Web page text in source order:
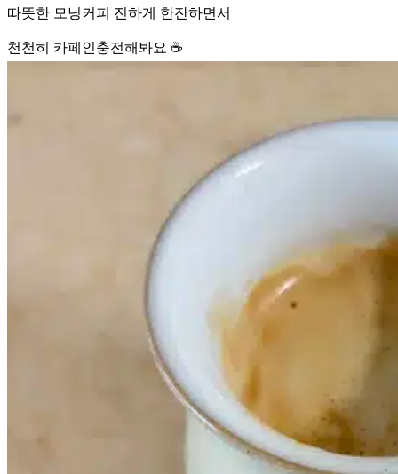
따뜻한 모닝커피 진하게 한잔하면서
천천히 카페인충전해봐요 ☕️